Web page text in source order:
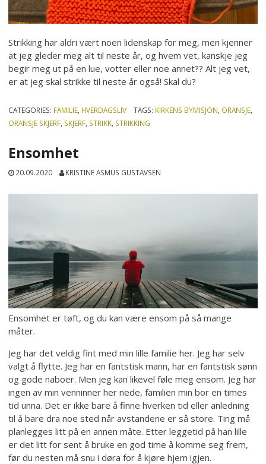
Strikking har aldri vært noen lidenskap for meg, men kjenner
at jeg gleder meg alt til neste år, og hvem vet, kanskje jeg
begir meg ut på en lue, votter eller noe annet?? Alt jeg vet,
er at jeg skal strikke til neste år også! Skal du?
CATEGORIES: FAMILIE, HVERDAGSLIV TAGS: KIRKENS BYMISJON, ORANSJE,
ORANSJE SKJERF, SKJERF, STRIKK, STRIKKING
Ensomhet
20.09.2020 KRISTINE ASMUS GUSTAVSEN
Ensomhet er tøft, og du kan være ensom på så mange
måter.
Jeg har det veldig fint med min lille familie her. Jeg har selv
valgt å flytte. Jeg har en fantstisk mann, har en fantstisk sønn
og gode naboer. Men jeg kan likevel føle meg ensom. Jeg har
ingen av min venninner her nede, familien min bor en times
tid unna. Det er ikke bare å finne hverken tid eller anledning
til å bare dra noe sted når avstandene er så store. Ting må
planlegges litt på en annen måte. Etter leggetid på han lille
er det litt for sent å bruke en god time å komme seg frem,
før du nesten må snu i døra for å kjøre hjem igjen.